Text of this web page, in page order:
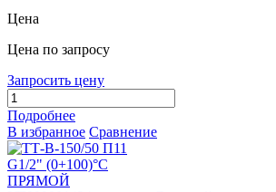
Цена
Цена по запросу
Запросить цену
Подробнее
В избранное Сравнение